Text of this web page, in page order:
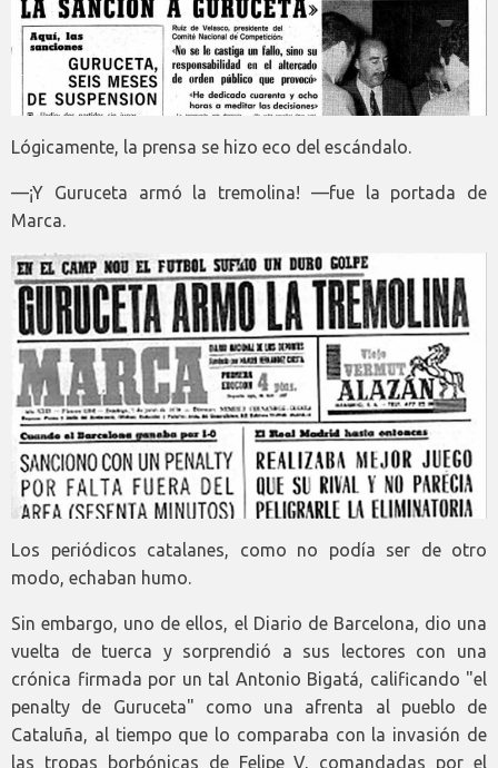
Lógicamente, la prensa se hizo eco del escándalo.
—¡Y Guruceta armó la tremolina! —fue la portada de
Marca.
Los periódicos catalanes, como no podía ser de otro
modo, echaban humo.
Sin embargo, uno de ellos, el Diario de Barcelona, dio una
vuelta de tuerca y sorprendió a sus lectores con una
crónica firmada por un tal Antonio Bigatá, calificando "el
penalty de Guruceta" como una afrenta al pueblo de
Cataluña, al tiempo que lo comparaba con la invasión de
las tropas borbónicas de Felipe V, comandadas por el